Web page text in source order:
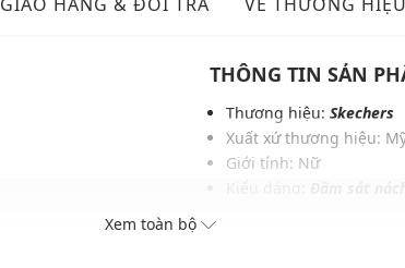
THÔNG TIN SẢN
Thương hiệu: Skechers
Xuất xứ thương hiệu:
Giới tính: Nữ
Xem toàn bộ